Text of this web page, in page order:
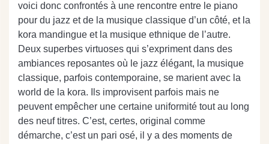
voici donc confrontés à une rencontre entre le piano
pour du jazz et de la musique classique d’un côté, et la
kora mandingue et la musique ethnique de l’autre.
Deux superbes virtuoses qui s’expriment dans des
ambiances reposantes où le jazz élégant, la musique
classique, parfois contemporaine, se marient avec la
world de la kora. Ils improvisent parfois mais ne
peuvent empêcher une certaine uniformité tout au long
des neuf titres. C’est, certes, original comme
démarche, c’est un pari osé, il y a des moments de